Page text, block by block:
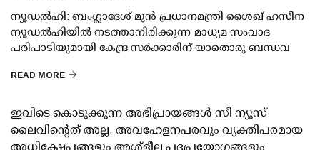
ന്യൂഡല്‍ഹി: ബംഗ്ലാദേശ് മുന്‍ പ്രധാനമന്ത്രി ശൈഖ് ഹസീന
ന്യൂഡല്‍ഹിയില്‍ നടത്താനിരിക്കുന്ന മാധ്യമ സംവാദ
പരിപാടിയുമായി കേന്ദ്ര സര്‍ക്കാരിന് യാതൊരു ബന്ധവ
READ MORE
ഇവിടെ കൊടുക്കുന്ന അഭിപ്രായങ്ങള്‍ സീ ന്യൂസ്
ലൈവിന്റെത് അല്ല. അവഹേളനപരവും വ്യക്തിപരമായ
അധിക്ഷേപങ്ങളും അശ്‌ളീല പദപ്രയോഗങ്ങളും